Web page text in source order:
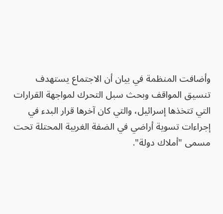
وأضافت المنظمة في بيان أن الاجتماع يستهدف
تنسيق المواقف وبحث سبل التحرك لمواجهة القرارات
التي تتخذها إسرائيل، والتي كان آخرها قرار البدء في
إجراءات تسوية أراضي في الضفة الغربية المحتلة تحت
مسمى "أملاك دولة".